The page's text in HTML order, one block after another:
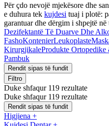
Për çdo nevojë mjekësore dhe
e duhura tek kujdesi tuaj i plotë:
garantuar dhe dërgim i shpejtë
Dezifektantë Të Duarve Dhe
FashoKontenierLeukoplaste
KirurgjikaleProdukte Ortopedike
Pambuk
Rendit sipas të fundit
Filtro
Duke shfaqur 119 rezultate
Duke shfaqur 119 rezultate
Rendit sipas të fundit
Higjiena +